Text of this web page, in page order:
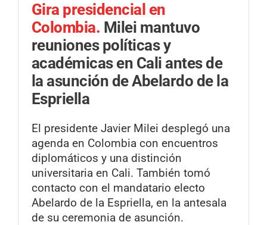
Gira presidencial en
Colombia. Milei mantuvo
reuniones políticas y
académicas en Cali antes de
la asunción de Abelardo de la
Espriella
El presidente Javier Milei desplegó una
agenda en Colombia con encuentros
diplomáticos y una distinción
universitaria en Cali. También tomó
contacto con el mandatario electo
Abelardo de la Espriella, en la antesala
de su ceremonia de asunción.